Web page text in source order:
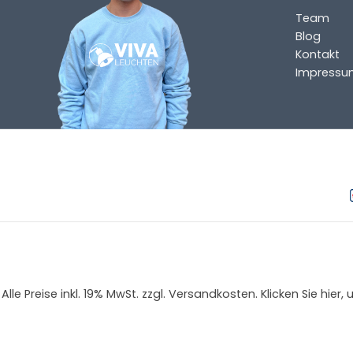
info@vivaleuchten.de
Team
Blog
Kontakt
Alle Preise inkl. 19% MwSt. zzgl. Versandkosten. Klicken Sie